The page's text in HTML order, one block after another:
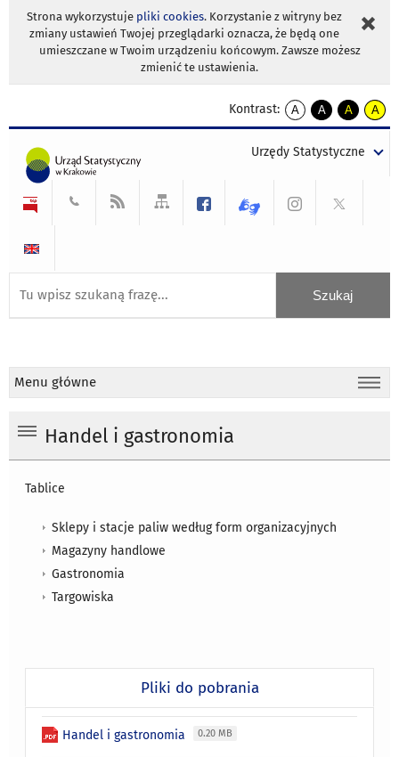
Strona wykorzystuje pliki cookies. Korzystanie z witryny bez
zmiany ustawień Twojej przeglądarki oznacza, że będą one
umieszczane w Twoim urządzeniu końcowym. Zawsze możesz
zmienić te ustawienia.
Kontrast:
A
kontrast
A
kontrast
tekst
czarnym
A
kontrast
tekst
czarnym
A
tekst
żółtym
Urzędy Statystyczne
Menu główne
Handel i gastronomia
Tablice
Sklepy i stacje paliw według form organizacyjnych
Magazyny handlowe
Gastronomia
Targowiska
Pliki do pobrania
Handel i gastronomia 0.20 MB